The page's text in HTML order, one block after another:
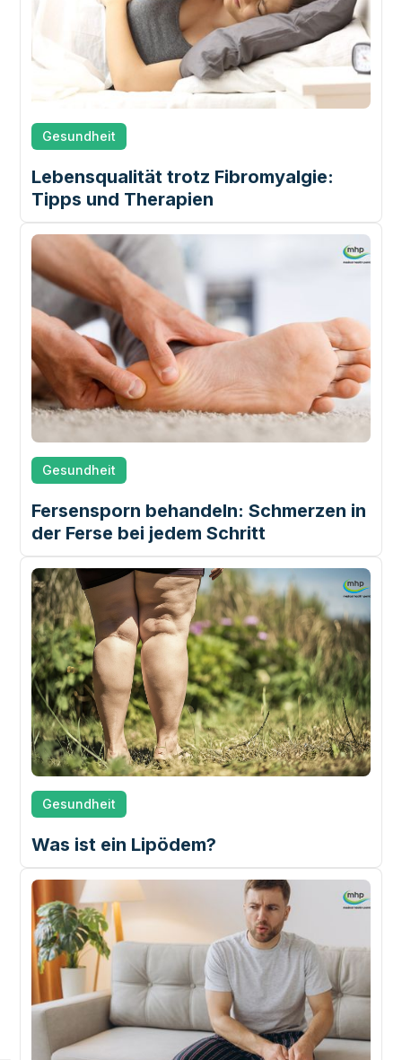
Gesundheit
Lebensqualität trotz Fibromyalgie:
Tipps und Therapien
Gesundheit
Fersensporn behandeln: Schmerzen in
der Ferse bei jedem Schritt
Gesundheit
Was ist ein Lipödem?